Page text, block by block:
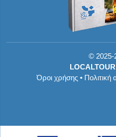
© 2025-
Όροι χρήσης•